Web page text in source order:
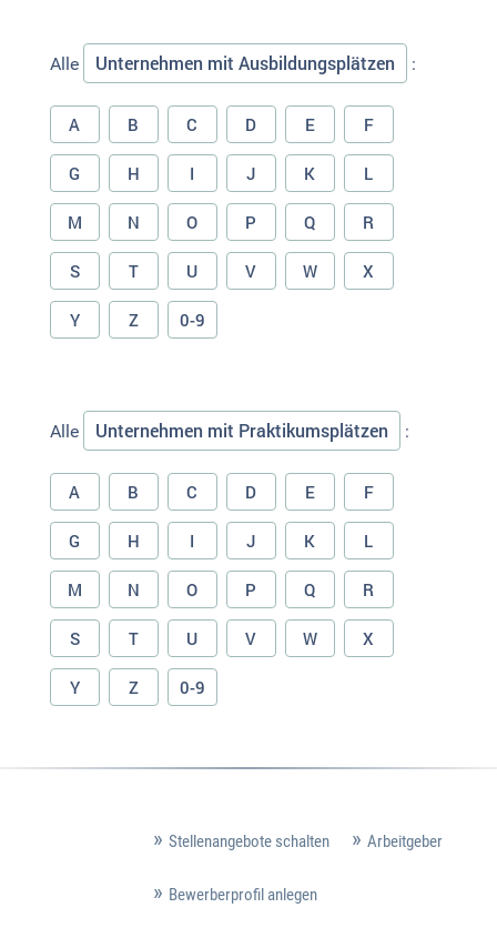
Alle Unternehmen mit Ausbildungsplätzen :
A B C D E F
G H I J K L
M N O P Q R
S T U V W X
Y Z 0-9
Alle Unternehmen mit Praktikumsplätzen :
A B C D E F
G H I J K L
M N O P Q R
S T U V W X
Y Z 0-9
Stellenangebote schalten Arbeitgeber
Bewerberprofil anlegen